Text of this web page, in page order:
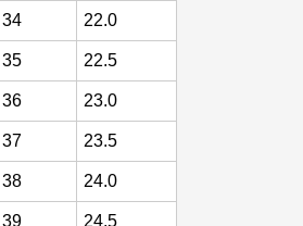
34 22.0
35 22.5
36 23.0
37 23.5
38 24.0
39 24.5